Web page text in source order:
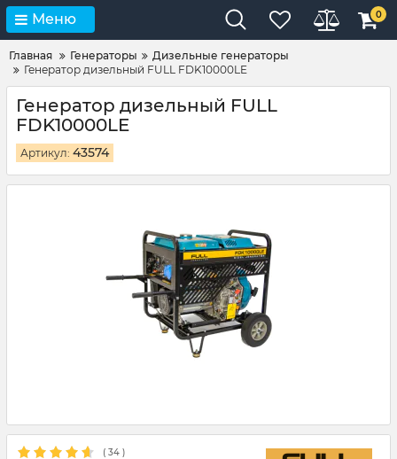
Меню 0
Главная Генераторы
Дизельные генераторы
Генератор дизельный FULL FDK10000LE
Генератор дизельный FULL
FDK10000LE
Артикул: 43574
( 34 )